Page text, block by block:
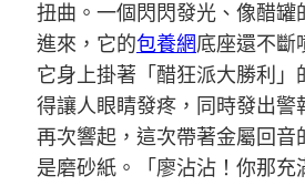
扭曲。一個閃閃發光、像醋罐
進來，它的包養網底座還不斷
它身上掛著「醋狂派大勝利」
得讓人眼睛發疼，同時發出警
再次響起，這次帶著金屬回音
是磨砂紙。「廖沾沾！你那充